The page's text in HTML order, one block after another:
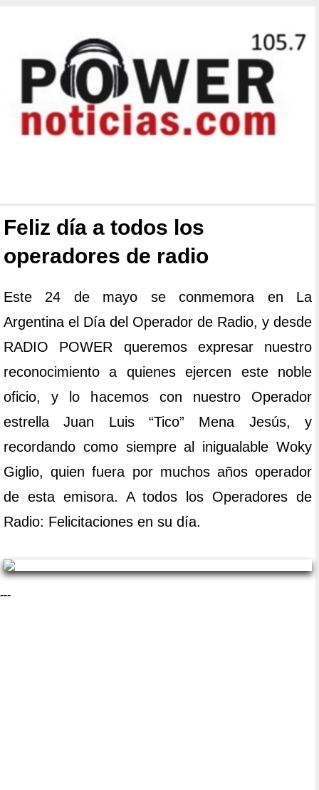
Feliz día a todos los
operadores de radio
Este 24 de mayo se conmemora en La
Argentina el Día del Operador de Radio, y desde
RADIO POWER queremos expresar nuestro
reconocimiento a quienes ejercen este noble
oficio, y lo hacemos con nuestro Operador
estrella Juan Luis “Tico” Mena Jesús, y
recordando como siempre al inigualable Woky
Giglio, quien fuera por muchos años operador
de esta emisora. A todos los Operadores de
Radio: Felicitaciones en su día.
---